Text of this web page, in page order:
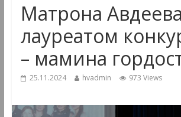
Матрона
лауреатом
– мамина
25.11.2024 hvadmin 973 Views